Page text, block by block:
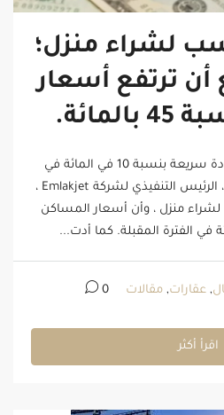
لشراء منزل؛
أن ترتفع أسعار
أظهرت أسعار العقارات زيادة سريعة بنسبة 10 في المائة في
نوفمبر ، قال تولجا إيديكات ، الرئيس التنفيذي لشركة Emlakjet ،
منزل ، وأن أسعار المساكن
, عقارات, مقالات 0
اقرأ أكثر